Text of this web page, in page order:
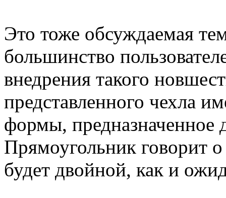
Это тоже обсуждаемая
большинство
внедрения такого
представленного чехла
формы, предназначенное
Прямоугольник говорит
будет двойной, как и